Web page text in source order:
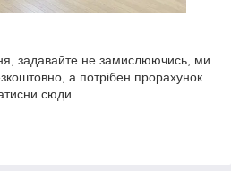
задавайте не замислюючись, ми
а потрібен прорахунок
сюди